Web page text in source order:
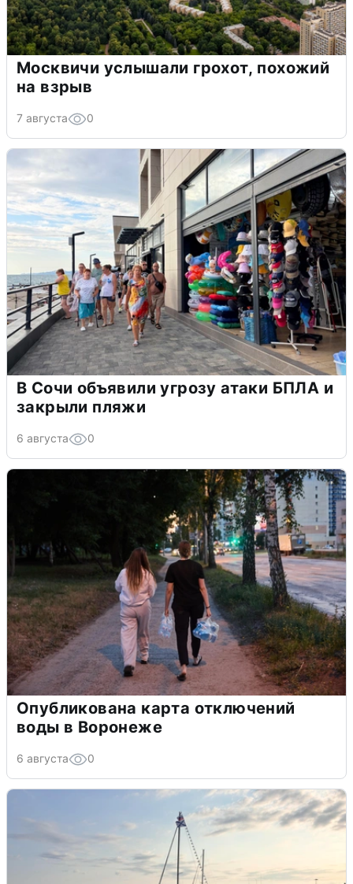
Москвичи услышали грохот, похожий
на взрыв
7 августа 0
В Сочи объявили угрозу атаки БПЛА и
закрыли пляжи
6 августа 0
Опубликована карта отключений
воды в Воронеже
6 августа 0